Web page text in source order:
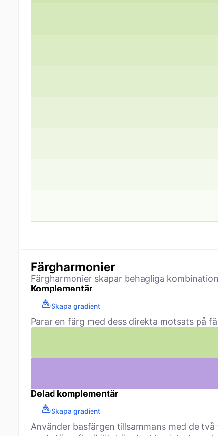
Färgharmonier
Färgharmonier skapar behagliga
Komplementär
Skapa gradient
Parar en färg med dess direkta motsats på
Delad komplementär
Skapa gradient
Använder basfärgen tillsammans med de